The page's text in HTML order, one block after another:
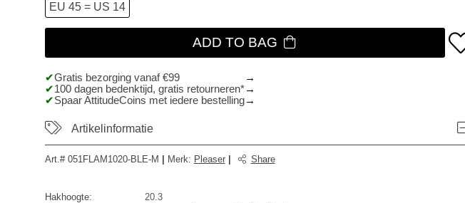
EU 45 = US 14
ADD TO BAG
Gratis bezorging vanaf €99
100 dagen bedenktijd, gratis retourneren*
Spaar AttitudeCoins met iedere bestelling
Artikelinformatie
Art.# 051FLAM1020-BLE-M Merk: Pleaser Share
Hakhoogte:
20.3